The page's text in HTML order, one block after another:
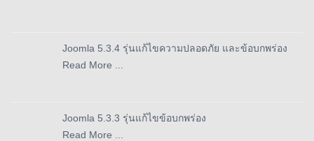
Joomla 5.3.4 รุ่นแก้ไขความปลอดภัย และข้อบกพร่อง
Read More ...
Joomla 5.3.3 รุ่นแก้ไขข้อบกพร่อง
Read More ...